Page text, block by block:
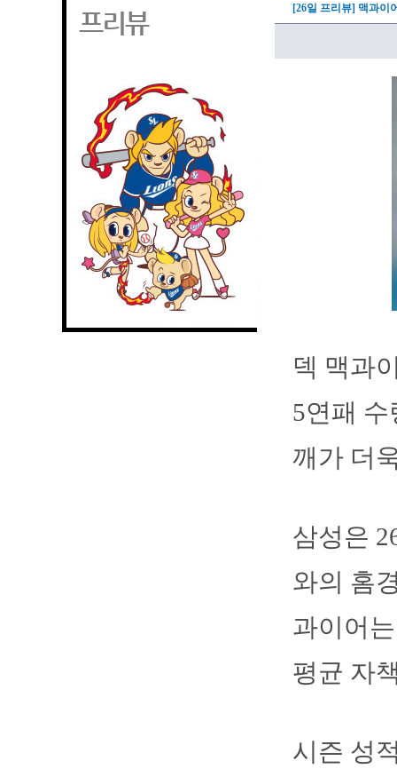
프리뷰 [26일 프리뷰] 맥과이
덱 맥과
5연패
깨가 더
삼성은
와의 홈
과이어
평균 자
시즌 성